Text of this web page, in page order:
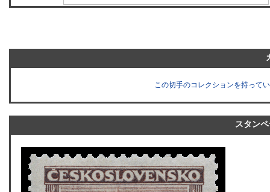
この切手のコレクションを持って
スタン